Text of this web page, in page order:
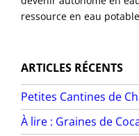
ressource en eau
ARTICLES RÉCENTS
Petites Cantines de
À lire : Graines de